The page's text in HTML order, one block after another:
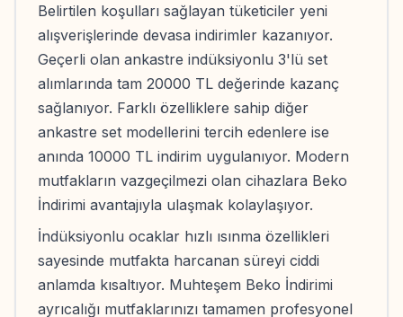
Belirtilen koşulları sağlayan tüketiciler yeni
alışverişlerinde devasa indirimler kazanıyor.
Geçerli olan ankastre indüksiyonlu 3'lü set
alımlarında tam 20000 TL değerinde kazanç
sağlanıyor. Farklı özelliklere sahip diğer
ankastre set modellerini tercih edenlere ise
anında 10000 TL indirim uygulanıyor. Modern
mutfakların vazgeçilmezi olan cihazlara Beko
İndirimi avantajıyla ulaşmak kolaylaşıyor.
İndüksiyonlu ocaklar hızlı ısınma özellikleri
sayesinde mutfakta harcanan süreyi ciddi
anlamda kısaltıyor. Muhteşem Beko İndirimi
ayrıcalığı mutfaklarınızı tamamen profesyonel